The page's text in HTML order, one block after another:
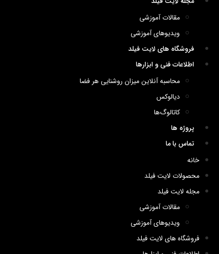
مقالات آموزشی
ویدیوهای آموزشی
فروشگاه های لایت فیلد
اطلاعات فنی و ابزارها
محاسبه آنلاین میزان روشنایی هر فضا
دیالوکس
کاتالوگ‌ها
پروژه ها
تماس با ما
خانه
محصولات لایت فیلد
مجله لایت فیلد
مقالات آموزشی
ویدیوهای آموزشی
فروشگاه های لایت فیلد